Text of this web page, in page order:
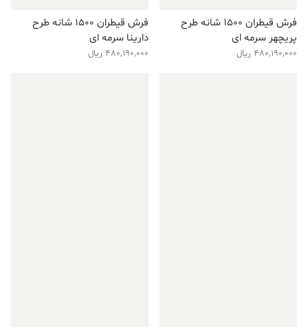
فرش قیطران ۱۵۰۰ شانه طرح
پریچهر سرمه ای
480,190,000 ریال
فرش قیطران ۱۵۰۰ شانه طرح
دارینا سرمه ای
480,190,000 ریال